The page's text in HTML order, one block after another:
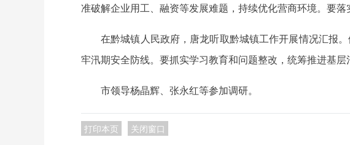
准破解企业用工、融资等发展难题，持续优化营商环境。要
在黔城镇人民政府，唐龙听取黔城镇工作开展情况汇报
牢汛期安全防线。要抓实学习教育和问题整改，统筹推进基层
市领导杨晶辉、张永红等参加调研。
打印本页 关闭窗口